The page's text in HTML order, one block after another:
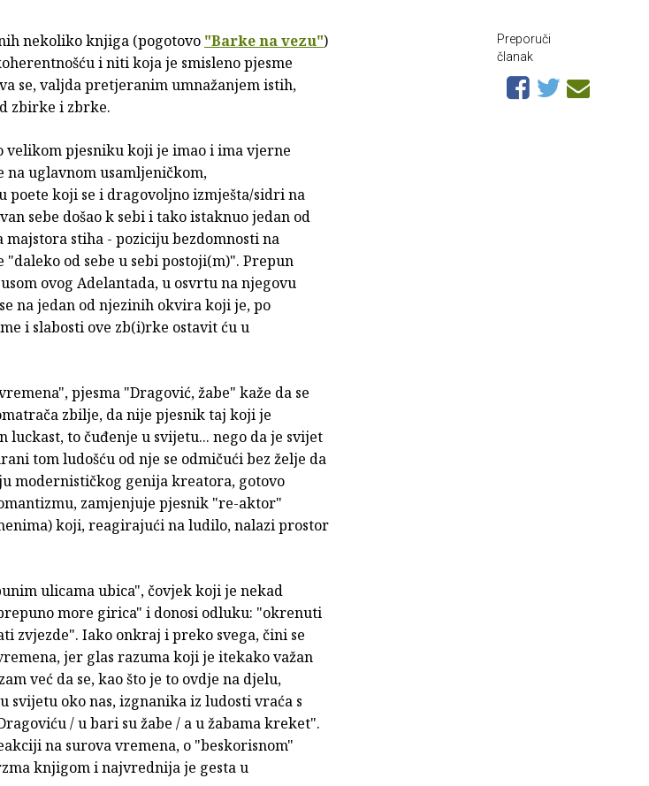
nekoliko knjiga (pogotovo "Barke na vezu")
i niti koja je smisleno pjesme
se, valjda pretjeranim umnažanjem istih,
zbirke i zbrke.
velikom pjesniku koji je imao i ima vjerne
na uglavnom usamljeničkom,
poete koji se i dragovoljno izmješta/sidri na
sebe došao k sebi i tako istaknuo jedan od
stiha - poziciju bezdomnosti na
od sebe u sebi postoji(m)". Prepun
ovog Adelantada, u osvrtu na njegovu
na jedan od njezinih okvira koji je, po
i slabosti ove zb(i)rke ostavit ću u
pjesma "Dragović, žabe" kaže da se
zbilje, da nije pjesnik taj koji je
to čuđenje u svijetu... nego da je svijet
tom ludošću od nje se odmičući bez želje da
modernističkog genija kreatora, gotovo
zamjenjuje pjesnik "re-aktor"
koji, reagirajući na ludilo, nalazi prostor
ulicama ubica", čovjek koji je nekad
more girica" i donosi odluku: "okrenuti
zvjezde". Iako onkraj i preko svega, čini se
jer glas razuma koji je itekako važan
već da se, kao što je to ovdje na djelu,
svijetu oko nas, izgnanika iz ludosti vraća s
/ u bari su žabe / a u žabama kreket".
na surova vremena, o "beskorisnom"
knjigom i najvrednija je gesta u
Preporuči
članak